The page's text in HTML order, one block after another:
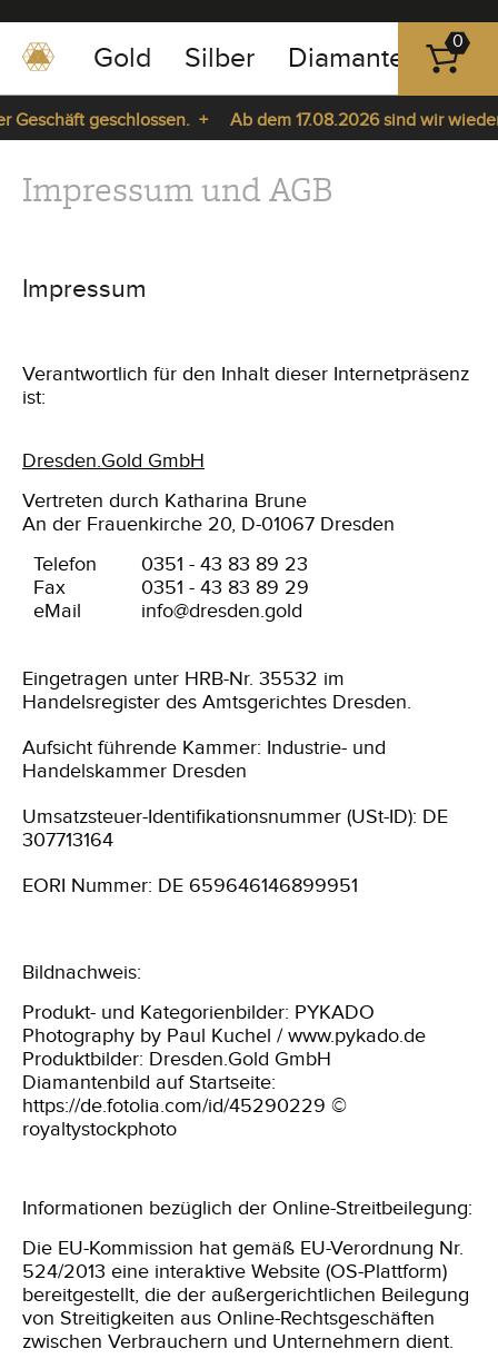
0351
-
43
Gold Silber Diamanten
0
geschlossen. +
Ab dem 17.08.2026 sind wir wieder für
Impressum und AGB
Impressum
Verantwortlich für den Inhalt dieser Internetpräsenz
ist:
Dresden.Gold GmbH
Vertreten durch Katharina Brune
An der Frauenkirche 20, D-01067 Dresden
Telefon
0351 - 43 83 89 23
Fax
0351 - 43 83 89 29
eMail
info@dresden.gold
Eingetragen unter HRB-Nr. 35532 im
Handelsregister des Amtsgerichtes Dresden.
Aufsicht führende Kammer: Industrie- und
Handelskammer Dresden
Umsatzsteuer-Identifikationsnummer (USt-ID): DE
307713164
EORI Nummer: DE 659646146899951
Bildnachweis:
Produkt- und Kategorienbilder: PYKADO
Photography by Paul Kuchel / www.pykado.de
Produktbilder: Dresden.Gold GmbH
Diamantenbild auf Startseite:
https://de.fotolia.com/id/45290229 ©
royaltystockphoto
Informationen bezüglich der Online-Streitbeilegung:
Die EU-Kommission hat gemäß EU-Verordnung Nr.
524/2013 eine interaktive Website (OS-Plattform)
bereitgestellt, die der außergerichtlichen Beilegung
von Streitigkeiten aus Online-Rechtsgeschäften
zwischen Verbrauchern und Unternehmern dient.